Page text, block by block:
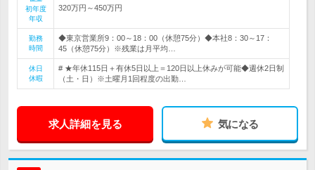
初年度
年収
320万円～450万円
勤務
時間
◆東京営業所9：00～18：00（休憩75分）◆本社8：30～17：
45（休憩75分）※残業は月平均…
休日
休暇
# ★年休115日＋有休5日以上＝120日以上休みが可能◆週休2日制
（土・日）※土曜月1回程度の出勤…
求人詳細を見る 気になる